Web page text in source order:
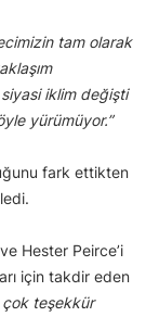
tam olarak
iklim değişti
yürümüyor.”
fark ettikten
Hester Peirce’i
için takdir eden
çok teşekkür